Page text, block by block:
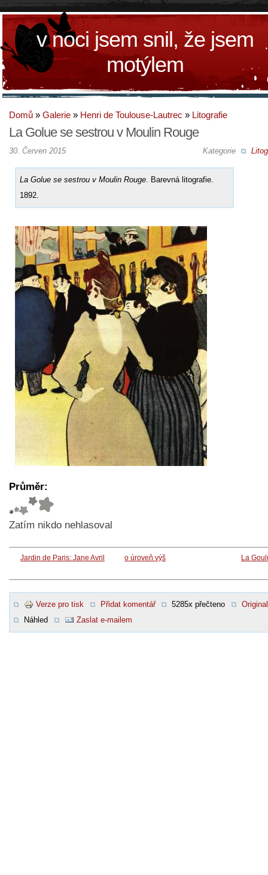
v noci jsem snil, že jsem
motýlem
Domů » Galerie » Henri de Toulouse-Lautrec » Litografie
La Golue se sestrou v Moulin Rouge
Kategorie
30. Červen 2015
La Golue se sestrou v Moulin Rouge . Barevná litografie.
1892.
Průměr:
Zatím nikdo nehlasoval
Jardin de Paris: Jane Avril o úroveň výš La
Verze pro tisk Přidat komentář 5285x přečteno
Original
Náhled
Zaslat e-mailem